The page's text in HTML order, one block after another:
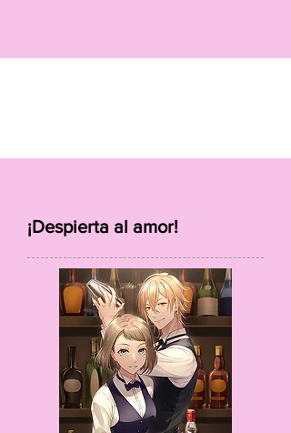
¡Despierta al amor!